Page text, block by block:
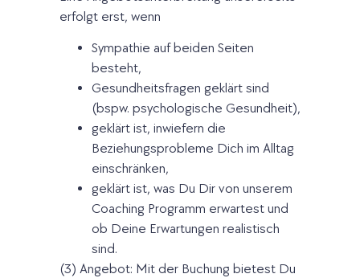
erfolgt erst, wenn
Sympathie auf beiden Seiten
besteht,
Gesundheitsfragen geklärt sind
(bspw. psychologische Gesundheit),
geklärt ist, inwiefern die
Beziehungsprobleme Dich im Alltag
einschränken,
geklärt ist, was Du Dir von unserem
Coaching Programm erwartest und
ob Deine Erwartungen realistisch
sind.
(3) Angebot: Mit der Buchung bietest Du